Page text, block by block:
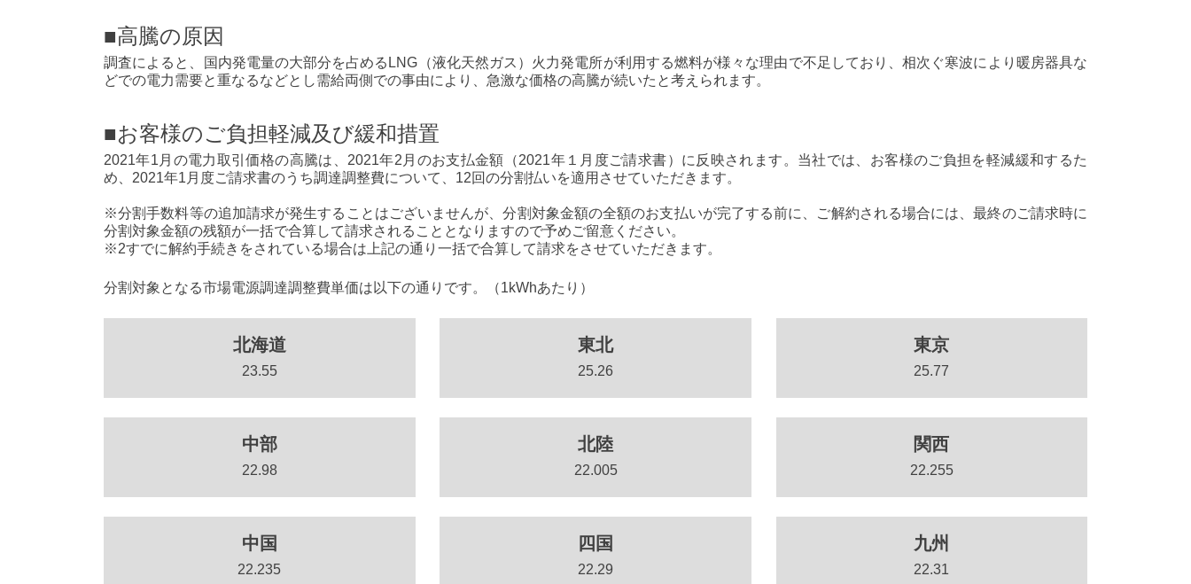
■高騰の原因
調査によると、国内発電量の大部分を占めるLNG（液化天然ガス）火力発電所が利用する燃料が様々な理由で不足しており、相次ぐ寒波により暖房器具な
どでの電力需要と重なるなどとし需給両側での事由により、急激な価格の高騰が続いたと考えられます。
■お客様のご負担軽減及び緩和措置
2021年1月の電力取引価格の高騰は、2021年2月のお支払金額（2021年１月度ご請求書）に反映されます。当社では、お客様のご負担を軽減緩和するた
め、2021年1月度ご請求書のうち調達調整費について、12回の分割払いを適用させていただきます。
※分割手数料等の追加請求が発生することはございませんが、分割対象金額の全額のお支払いが完了する前に、ご解約される場合には、最終のご請求時に
分割対象金額の残額が一括で合算して請求されることとなりますので予めご留意ください。
※2すでに解約手続きをされている場合は上記の通り一括で合算して請求をさせていただきます。
分割対象となる市場電源調達調整費単価は以下の通りです。（1kWhあたり）
北海道
23.55
東北
25.26
東京
25.77
中部
22.98
北陸
22.005
関西
22.255
中国
22.235
四国
22.29
九州
22.31